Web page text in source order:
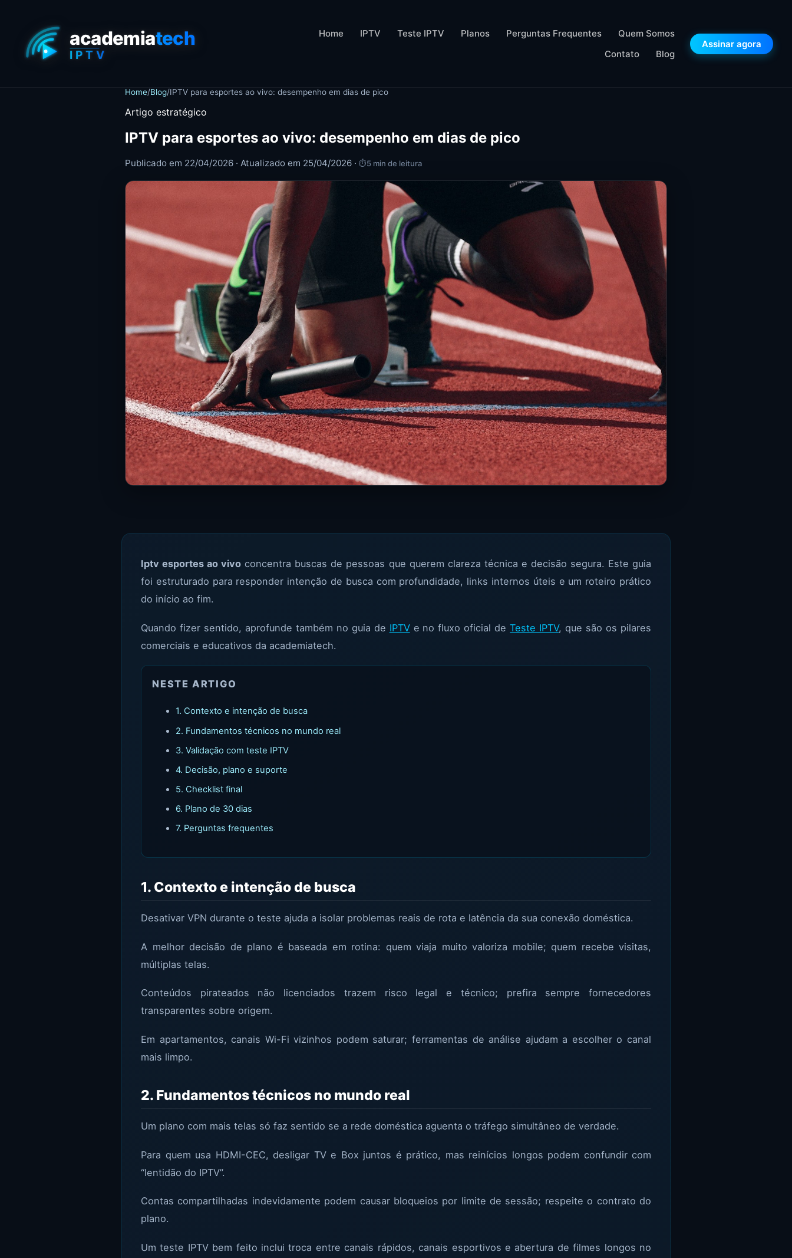
Home IPTV Teste IPTV Planos Perguntas Frequentes
Quem Somos
Contato
Blog
Assinar agora
Home/Blog/IPTV para esportes ao vivo: desempenho em dias de pico
Artigo estratégico
IPTV para esportes ao vivo: desempenho em dias de pico
Publicado em 22/04/2026 · Atualizado em 25/04/2026 · ⏱5 min de leitura
Iptv esportes ao vivo concentra buscas de pessoas que querem clareza técnica e decisão segura. Este guia
foi estruturado para responder intenção de busca com profundidade, links internos úteis e um roteiro prático
do início ao fim.
Quando fizer sentido, aprofunde também no guia de IPTVe no fluxo oficial deTeste IPTV, que são os pilares
comerciais e educativos da academiatech.
NESTE ARTIGO
1. Contexto e intenção de busca
2. Fundamentos técnicos no mundo real
3. Validação com teste IPTV
4. Decisão, plano e suporte
5. Checklist final
6. Plano de 30 dias
7. Perguntas frequentes
1. Contexto e intenção de busca
Desativar VPN durante o teste ajuda a isolar problemas reais de rota e latência da sua conexão doméstica.
A melhor decisão de plano é baseada em rotina: quem viaja muito valoriza mobile; quem recebe visitas,
múltiplas telas.
Conteúdos pirateados não licenciados trazem risco legal e técnico; prefira sempre fornecedores
transparentes sobre origem.
Em apartamentos, canais Wi-Fi vizinhos podem saturar; ferramentas de análise ajudam a escolher o canal
mais limpo.
2. Fundamentos técnicos no mundo real
Um plano com mais telas só faz sentido se a rede doméstica aguenta o tráfego simultâneo de verdade.
Para quem usa HDMI-CEC, desligar TV e Box juntos é prático, mas reinícios longos podem confundir com
“lentidão do IPTV”.
Contas compartilhadas indevidamente podem causar bloqueios por limite de sessão; respeite o contrato do
plano.
Um teste IPTV bem feito inclui troca entre canais rápidos, canais esportivos e abertura de filmes longos no